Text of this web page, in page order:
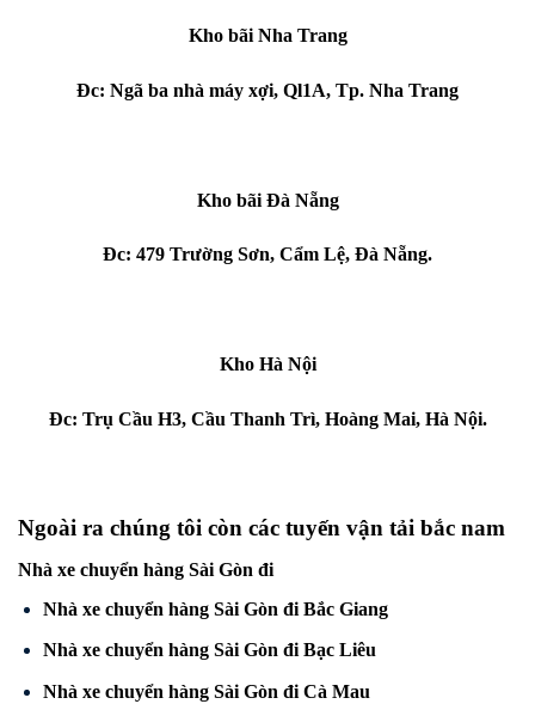
Kho bãi Nha Trang
Đc: Ngã ba nhà máy xợi, Ql1A, Tp. Nha Trang
Kho bãi Đà Nẵng
Đc: 479 Trường Sơn, Cẩm Lệ, Đà Nẵng.
Kho Hà Nội
Đc: Trụ Cầu H3, Cầu Thanh Trì, Hoàng Mai, Hà Nội.
Ngoài ra chúng tôi còn các tuyến vận tải bắc nam
Nhà xe chuyển hàng Sài Gòn đi
Nhà xe chuyển hàng Sài Gòn đi Bắc Giang
Nhà xe chuyển hàng Sài Gòn đi Bạc Liêu
Nhà xe chuyển hàng Sài Gòn đi Cà Mau